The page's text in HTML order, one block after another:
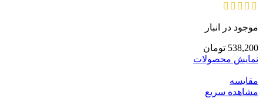
موجود در انبار
538,200 تومان
نمایش محصولات
مقایسه
مشاهده سریع